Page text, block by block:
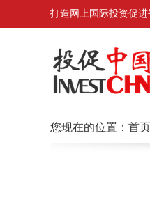
打造网上国际投资促
您现在的位置： 首页